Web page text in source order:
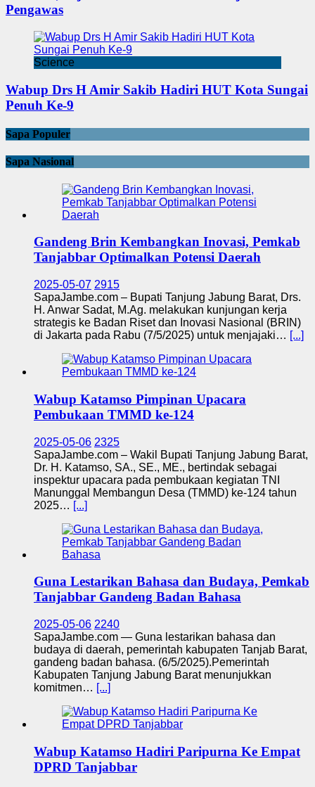
Pengawas
Science
Wabup Drs H Amir Sakib Hadiri HUT Kota Sungai
Penuh Ke-9
Sapa Populer
Sapa Nasional
Gandeng Brin Kembangkan Inovasi, Pemkab
Tanjabbar Optimalkan Potensi Daerah
2025-05-07 2915
SapaJambe.com – Bupati Tanjung Jabung Barat, Drs.
H. Anwar Sadat, M.Ag. melakukan kunjungan kerja
strategis ke Badan Riset dan Inovasi Nasional (BRIN)
di Jakarta pada Rabu (7/5/2025) untuk menjajaki… [...]
Wabup Katamso Pimpinan Upacara
Pembukaan TMMD ke-124
2025-05-06 2325
SapaJambe.com – Wakil Bupati Tanjung Jabung Barat,
Dr. H. Katamso, SA., SE., ME., bertindak sebagai
inspektur upacara pada pembukaan kegiatan TNI
Manunggal Membangun Desa (TMMD) ke-124 tahun
2025… [...]
Guna Lestarikan Bahasa dan Budaya, Pemkab
Tanjabbar Gandeng Badan Bahasa
2025-05-06 2240
SapaJambe.com — Guna lestarikan bahasa dan
budaya di daerah, pemerintah kabupaten Tanjab Barat,
gandeng badan bahasa. (6/5/2025).Pemerintah
Kabupaten Tanjung Jabung Barat menunjukkan
komitmen… [...]
Wabup Katamso Hadiri Paripurna Ke Empat
DPRD Tanjabbar